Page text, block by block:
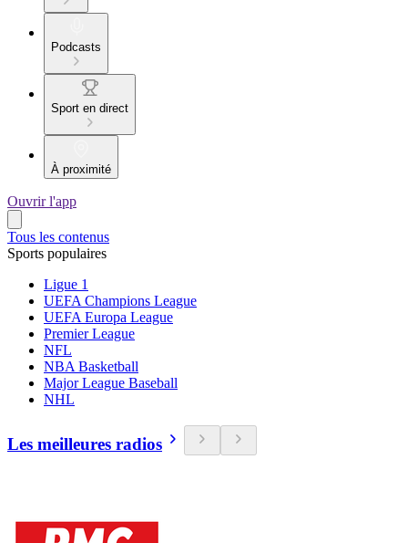
Podcasts
Sport en direct
À proximité
Ouvrir l'app
Tous les contenus
Sports populaires
Ligue 1
UEFA Champions League
UEFA Europa League
Premier League
NFL
NBA Basketball
Major League Baseball
NHL
Les meilleures radios